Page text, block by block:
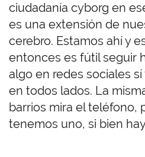
ciudadanía cyborg en
es una extensión de
cerebro. Estamos ahí y
entonces es fútil seguir
algo en redes sociales
en todos lados. La
barrios mira el teléfono,
tenemos uno, si bien